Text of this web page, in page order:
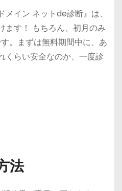
イン ネットde診断』は、
ます！ もちろん、初月のみ
。まずは無料期間中に、あ
くらい安全なのか、一度診
法